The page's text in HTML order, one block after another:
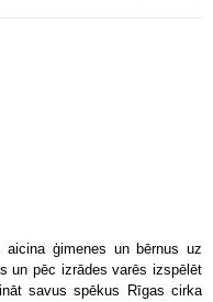
ģimenes un bērnus uz
un pēc izrādes varēs izspēlēt
savus spēkus Rīgas cirka